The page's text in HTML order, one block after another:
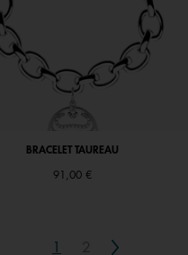
BRACELET TAUREAU
91,00 €
Next